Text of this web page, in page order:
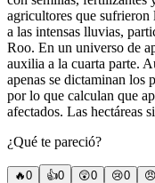
agricultores que sufrieron
a las intensas lluvias,
Roo. En un universo de
auxilia a la cuarta parte.
apenas se dictaminan los
por lo que calculan que
afectados. Las hectáreas
¿Qué te pareció?
🔥0 👍0 😲0 😢0 😠